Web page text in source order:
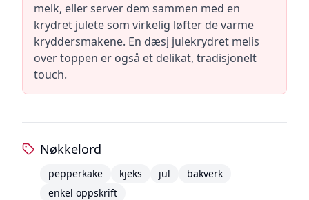
melk, eller server dem sammen med en
krydret julete som virkelig løfter de varme
kryddersmakene. En dæsj julekrydret melis
over toppen er også et delikat, tradisjonelt
touch.
Nøkkelord
pepperkake kjeks jul
bakverk
enkel oppskrift